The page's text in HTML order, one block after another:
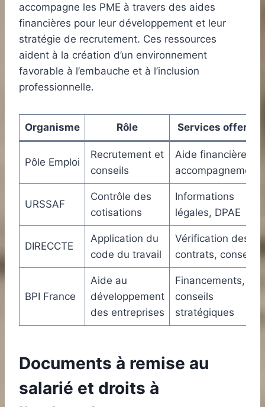
accompagne les PME à travers des aides
financières pour leur développement et leur
stratégie de recrutement. Ces ressources
aident à la création d’un environnement
favorable à l’embauche et à l’inclusion
professionnelle.
Organisme Rôle Services offerts
Pôle Emploi
Recrutement et
conseils
Aide financière,
accompagnement
URSSAF
Contrôle des
cotisations
Informations
légales, DPAE
DIRECCTE
Application du
code du travail
Vérification des
contrats, conseils
BPI France
Aide au
développement
des entreprises
Financements,
conseils
stratégiques
Documents à remise au
salarié et droits à